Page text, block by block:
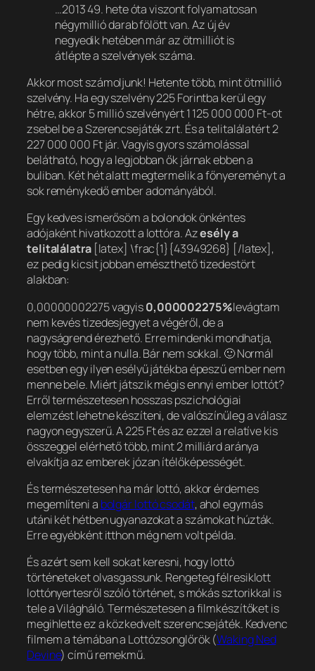
…2013 49. hete óta viszont folyamatosan
négymillió darab fölött van. Az új év
negyedik hetében már az ötmilliót is
átlépte a szelvények száma.
Akkor most számoljunk! Hetente több, mint ötmillió
szelvény. Ha egy szelvény 225 Forintba kerül egy
hétre, akkor 5 millió szelvényért 1 125 000 000 Ft-ot
zsebel be a Szerencsejáték zrt. És a telitalálatért 2
227 000 000 Ft jár. Vagyis gyors számolással
belátható, hogy a legjobban ők járnak ebben a
buliban. Két hét alatt megtermelik a főnyereményt a
sok reménykedő ember adományából.
Egy kedves ismerősöm a bolondok önkéntes
adójaként hivatkozott a lottóra. Azesély a
telitalálatra[latex] \frac{1}{43949268} [/latex],
ez pedig kicsit jobban emészthető tizedestört
alakban:
0,00000002275 vagyis0,000002275%levágtam
nem kevés tizedesjegyet a végéről, de a
nagyságrend érezhető. Erre mindenki mondhatja,
hogy több, mint a nulla. Bár nem sokkal. 🙂 Normál
esetben egy ilyen esélyű játékba épeszű ember nem
menne bele. Miért játszik mégis ennyi ember lottót?
Erről természetesen hosszas pszichológiai
elemzést lehetne készíteni, de valószínűleg a válasz
nagyon egyszerű. A 225 Ft és az ezzel a relatíve kis
összeggel elérhető több, mint 2 milliárd aránya
elvakítja az emberek józan ítélőképességét.
És természetesen ha már lottó, akkor érdemes
megemlíteni a bolgár lottó csodát, ahol egymás
utáni két hétben ugyanazokat a számokat húzták.
Erre egyébként itthon még nem volt példa.
És azért sem kell sokat keresni, hogy lottó
történeteket olvasgassunk. Rengeteg félresiklott
lottónyertesről szóló történet, s mókás sztorikkal is
tele a Világháló. Természetesen a filmkészítőket is
megihlette ez a közkedvelt szerencsejáték. Kedvenc
filmem a témában a Lottózsonglőrök (Waking Ned
Devine) című remekmű.